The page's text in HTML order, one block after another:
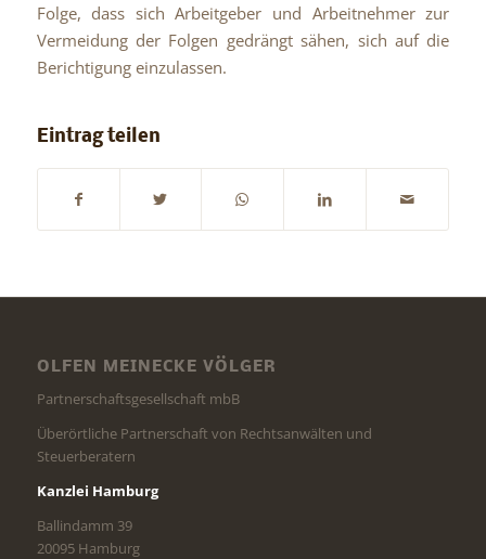
Folge, dass sich Arbeitgeber und Arbeitnehmer zur
Vermeidung der Folgen gedrängt sähen, sich auf die
Berichtigung einzulassen.
Eintrag teilen
OLFEN MEINECKE VÖLGER
Partnerschaftsgesellschaft mbB
Überörtliche Partnerschaft von Rechtsanwälten und
Steuerberatern
Kanzlei Hamburg
Ballindamm 39
20095 Hamburg